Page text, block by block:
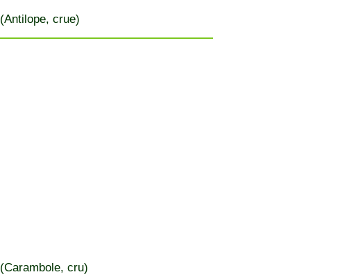
(Antilope, crue)
(Carambole, cru)